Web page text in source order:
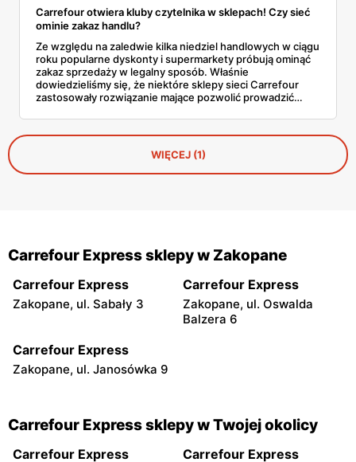
Carrefour otwiera kluby czytelnika w sklepach! Czy sieć
ominie zakaz handlu?
Ze względu na zaledwie kilka niedziel handlowych w ciągu
roku popularne dyskonty i supermarkety próbują ominąć
zakaz sprzedaży w legalny sposób. Właśnie
dowiedzieliśmy się, że niektóre sklepy sieci Carrefour
zastosowały rozwiązanie mające pozwolić prowadzić
czytelnika. Dowiedz się wszystkich szczegółów na ten
temat!
WIĘCEJ (1)
Carrefour Express sklepy w Zakopane
Carrefour Express
Zakopane, ul. Sabały 3
Carrefour Express
Zakopane, ul. Oswalda
Balzera 6
Carrefour Express
Zakopane, ul. Janosówka 9
Carrefour Express sklepy w Twojej okolicy
Carrefour Express Carrefour Express